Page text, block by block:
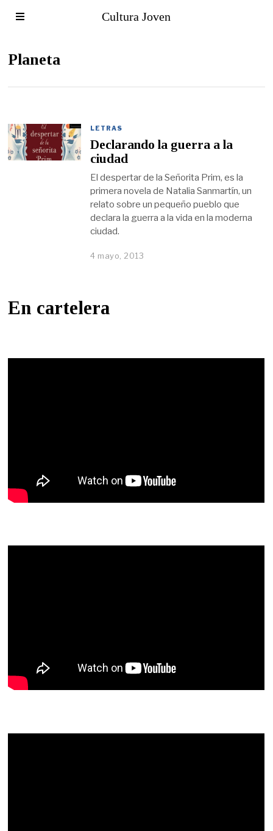
Cultura Joven
Planeta
LETRAS
Declarando la guerra a la
ciudad
El despertar de la Señorita Prim, es la
primera novela de Natalia Sanmartín, un
relato sobre un pequeño pueblo que
declara la guerra a la vida en la moderna
ciudad.
4 mayo, 2013
En cartelera